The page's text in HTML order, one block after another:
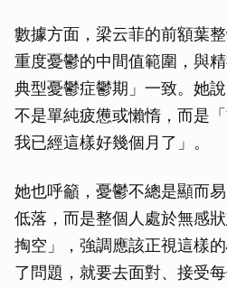
數據方面，梁云菲的前額葉
重度憂鬱的中間值範圍，與
典型憂鬱症鬱期」一致。她
不是單純疲憊或懶惰，而是
我已經這樣好幾個月了」。
她也呼籲，憂鬱不總是顯而
低落，而是整個人處於無感
掏空」，強調應該正視這樣
了問題，就要去面對、接受每